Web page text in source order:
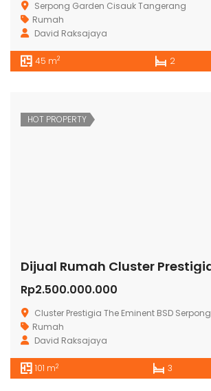
Serpong Garden Cisauk Tangerang
Rumah
David Raksajaya
45 m2 2
HOT PROPERTY
Rp2.500.000.000
Cluster Prestigia The Eminent BSD Serpong
Rumah
David Raksajaya
101 m2 3